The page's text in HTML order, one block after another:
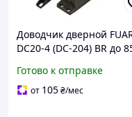
Доводчик дверной
DC20-4 (DC-204) BR до
Готово к отправке
от 105₴/мес